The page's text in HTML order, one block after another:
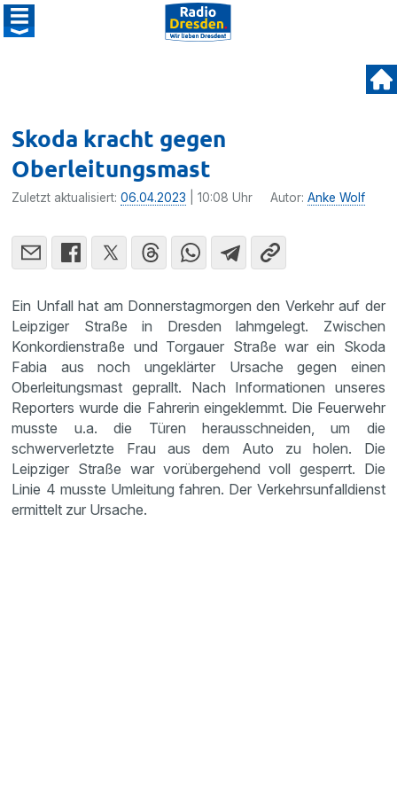
Skoda kracht gegen
Oberleitungsmast
Zuletzt aktualisiert:06.04.2023 | 10:08 Uhr Autor:Anke Wolf
Ein Unfall hat am Donnerstagmorgen den Verkehr auf der
Leipziger Straße in Dresden lahmgelegt. Zwischen
Konkordienstraße und Torgauer Straße war ein Skoda
Fabia aus noch ungeklärter Ursache gegen einen
Oberleitungsmast geprallt. Nach Informationen unseres
Reporters wurde die Fahrerin eingeklemmt. Die Feuerwehr
musste u.a. die Türen herausschneiden, um die
schwerverletzte Frau aus dem Auto zu holen. Die
Leipziger Straße war vorübergehend voll gesperrt. Die
Linie 4 musste Umleitung fahren. Der Verkehrsunfalldienst
ermittelt zur Ursache.